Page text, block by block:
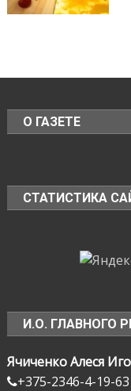
О ГАЗЕТЕ
СТАТИСТИКА
И.О. ГЛАВНОГО
Ячиченко Алеся
+375-2346-4-19-63